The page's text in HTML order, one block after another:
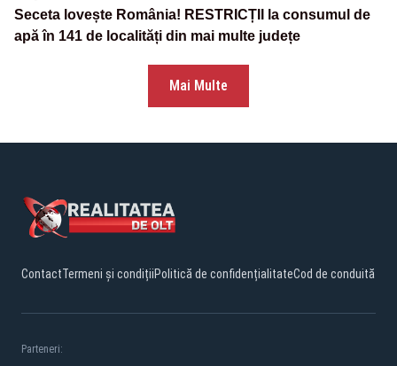
Seceta lovește România! RESTRICȚII la consumul de
apă în 141 de localități din mai multe județe
Mai Multe
ContactTermeni și condițiiPolitică de confidențialitateCod de conduită
Parteneri: